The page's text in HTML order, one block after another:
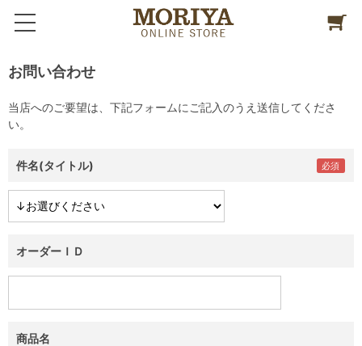
お問い合わせ
当店へのご要望は、下記フォームにご記入のうえ送信してくださ
い。
件名(タイトル)
オーダーＩＤ
商品名